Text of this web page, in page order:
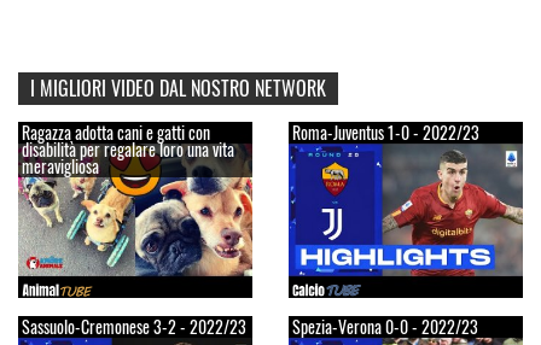
I MIGLIORI VIDEO DAL NOSTRO NETWORK
Ragazza adotta cani e gatti con
disabilità per regalare loro una vita
meravigliosa
Roma-Juventus 1-0 - 2022/23
Sassuolo-Cremonese 3-2 - 2022/23 Spezia-Verona 0-0 - 2022/23